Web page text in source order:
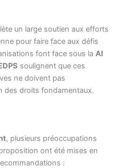
un large soutien aux efforts
pour faire face aux défis
font face sous laAI
soulignent que ces
ne doivent pas
des droits fondamentaux.
, plusieurs préoccupations
ont été mises en
: